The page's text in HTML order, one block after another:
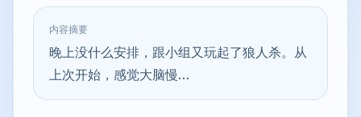
内容摘要
晚上没什么安排，跟小组又玩起了狼人杀。从
上次开始，感觉大脑慢…